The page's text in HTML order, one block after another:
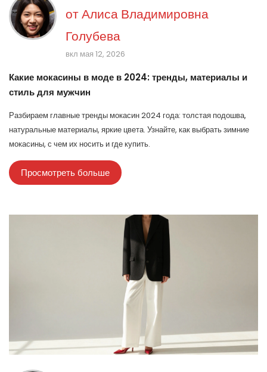
отАлиса Владимировна
Голубева
вкл мая 12, 2026
Какие мокасины в моде в 2024: тренды, материалы и
стиль для мужчин
Разбираем главные тренды мокасин 2024 года: толстая подошва,
натуральные материалы, яркие цвета. Узнайте, как выбрать зимние
мокасины, с чем их носить и где купить.
Просмотреть больше